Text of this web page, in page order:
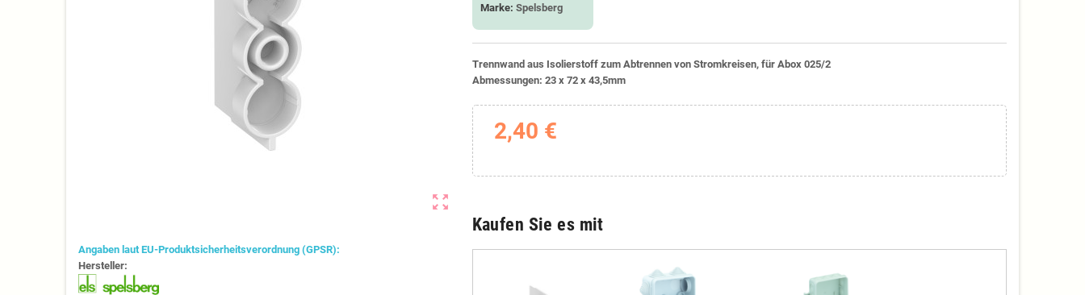
zoom_out_map
Angaben laut EU-Produktsicherheitsverordnung (GPSR):
Hersteller:
Marke: Spelsberg
Trennwand aus Isolierstoff zum Abtrennen von Stromkreisen, für Abox 025/2
Abmessungen: 23 x 72 x 43,5mm
2,40 €
Kaufen Sie es mit